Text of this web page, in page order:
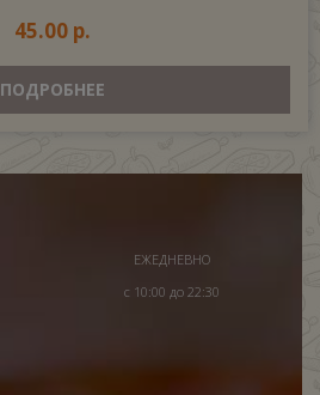
45.00 р.
ПОДРОБНЕЕ
ЕЖЕДНЕВНО
с 10:00 до 22:30